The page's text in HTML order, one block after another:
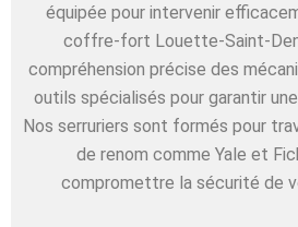
équipée pour intervenir
coffre-fort Louette-Saint-
compréhension précise des
outils spécialisés pour garantir
Nos serruriers sont formés pour
de renom comme Yale et
compromettre la sécurité de